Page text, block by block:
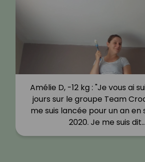
Amélie D, -12 kg : "Je vous ai
jours sur le groupe Team
me suis lancée pour un an
2020. Je me suis